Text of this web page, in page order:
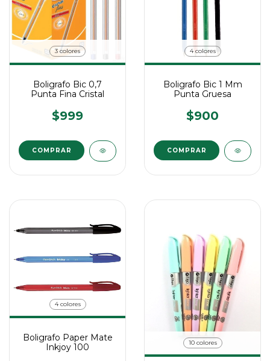
3 colores
Boligrafo Bic 0,7
Punta Fina Cristal
$999
COMPRAR
4 colores
Boligrafo Bic 1 Mm
Punta Gruesa
$900
COMPRAR
4 colores
Boligrafo Paper Mate
Inkjoy 100
10 colores